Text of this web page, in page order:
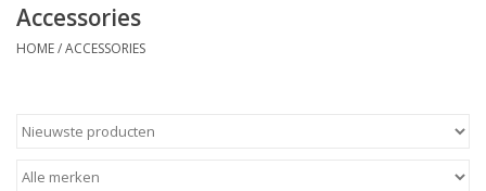
Accessories
Cadeaubonnen
Accessories
HOME/ACCESSORIES